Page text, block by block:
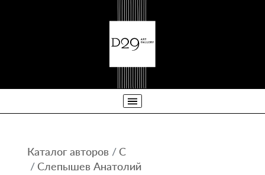
Каталог авторов
С
Слепышев Анатолий